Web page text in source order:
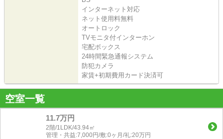
インターネット対応
ネット使用料無料
オートロック
TVモニタ付インターホン
宅配ボックス
24時間緊急通報システム
防犯カメラ
家賃+初期費用カード決済可
空室一覧
11.7万円
2階/1LDK/43.94㎡
管理・共益:7,000円/敷:0ヶ月/礼:20万円